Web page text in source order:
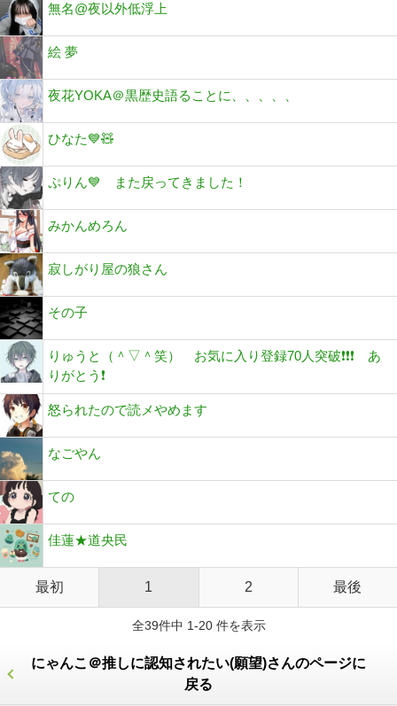
無名@夜以外低浮上
絵 夢
夜花YOKA＠黒歴史語ることに、、、、、
ひなた💙🧸
ぷりん💙 また戻ってきました！
みかんめろん
寂しがり屋の狼さん
その子
りゅうと（＾▽＾笑） お気に入り登録70人突破❗❗❗ あ
りがとう❗
怒られたので読メやめます
なごやん
ての
佳蓮★道央民
最初 1 2 最後
全39件中 1-20 件を表示
にゃんこ＠推しに認知されたい(願望)さんのページに
戻る